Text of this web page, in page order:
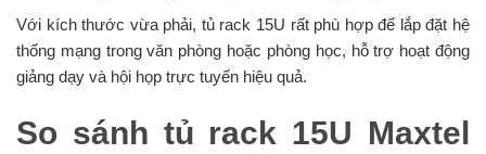
Với kích thước vừa phải, tủ rack 15U rất phù hợp để lắp đặt hệ
thống mạng trong văn phòng hoặc phòng học, hỗ trợ hoạt động
giảng dạy và hội họp trực tuyến hiệu quả.
So sánh tủ rack 15U Maxtel